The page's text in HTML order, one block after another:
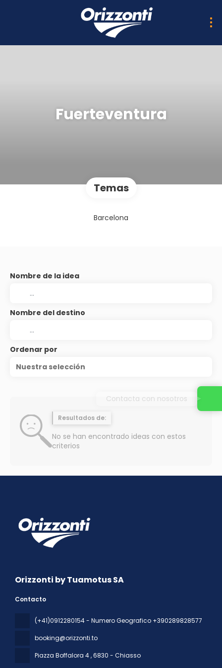
Fuerteventura
Temas
Barcelona
Nombre de la idea
Nombre del destino
Ordenar por
Nuestra selección
Resultados de:
No se han encontrado ideas con estos
criterios
Orizzonti by Tuamotus SA
Contacto
(+41)0912280154 - Numero Geografico +390289828577
booking@orizzonti.to
Piazza Boffalora 4, 6830 - Chiasso
Contacta con nosotros